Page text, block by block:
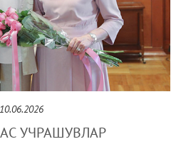
10.06.2026
УЧРАШУВЛАР